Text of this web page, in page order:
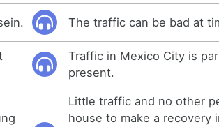
The traffic can be bad at
Traffic in Mexico City is
present.
Little traffic and no other
house to make a recovery